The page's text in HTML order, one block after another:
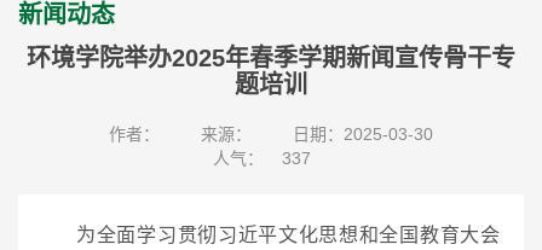
新闻动态
环境学院举办2025年春季学期新闻宣传骨干专
题培训
作者： 来源：
日期：2025-03-30
人气：
337
为全面学习贯彻习近平文化思想和全国教育大会